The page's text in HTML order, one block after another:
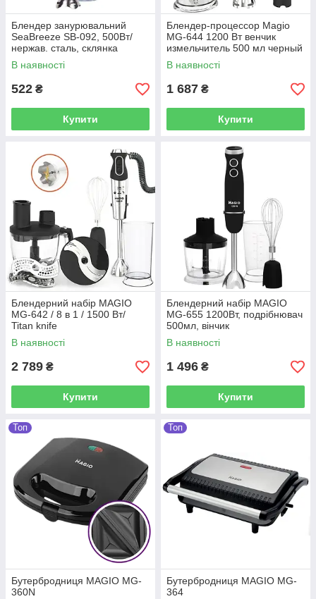
Блендер занурювальний
SeaBreeze SB-092, 500Вт/
нержав. сталь, склянка
600мл
В наявності
522 ₴
Купити
Блендер-процессор Magio
МG-644 1200 Вт венчик
измельчитель 500 мл черный
В наявності
1 687 ₴
Купити
Блендерний набір MAGIO
MG-642 / 8 в 1 / 1500 Вт/
Titan knife
В наявності
2 789 ₴
Купити
Блендерний набір MAGIO
МG-655 1200Вт, подрібнювач
500мл, вінчик
В наявності
1 496 ₴
Купити
Топ
Бутербродниця MAGIO MG-
360N
Топ
Бутербродниця MAGIO MG-
364